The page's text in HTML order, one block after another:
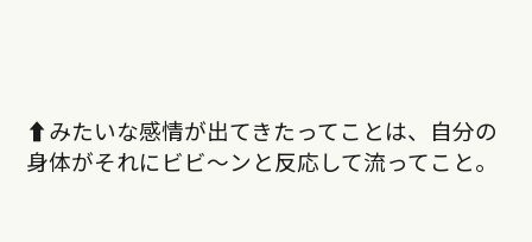
⬆︎みたいな感情が出てきたってことは、自分の
身体がそれにビビ〜ンと反応して流ってこと。